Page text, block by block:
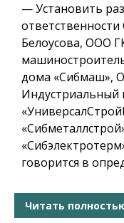
— Установить
Белоусова, ООО
дома «Сибмаш»,
Индустриальный
говорится в
Читать